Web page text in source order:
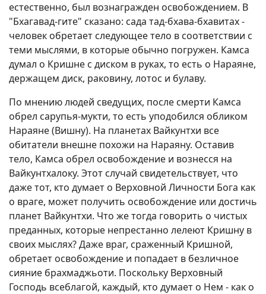
естественно, был вознагражден освобождением. В
"Бхагавад-гите" сказано: сада тад-бхава-бхавитах -
человек обретает следующее тело в соответствии с
теми мыслями, в которые обычно погружен. Камса
думал о Кришне с диском в руках, то есть о Нараяне,
держащем диск, раковину, лотос и булаву.
По мнению людей сведущих, после смерти Камса
обрел сарупья-мукти, то есть уподобился обликом
Нараяне (Вишну). На планетах Вайкунтхи все
обитатели внешне похожи на Нараяну. Оставив
тело, Камса обрел освобождение и вознесся на
Вайкунтхалоку. Этот случай свидетельствует, что
даже тот, кто думает о Верховной Личности Бога как
о враге, может получить освобождение или достичь
планет Вайкунтхи. Что же тогда говорить о чистых
преданных, которые непрестанно лелеют Кришну в
своих мыслях? Даже враг, сраженный Кришной,
обретает освобождение и попадает в безличное
сияние брахмаджьоти. Поскольку Верховный
Господь всеблагой, каждый, кто думает о Нем - как о